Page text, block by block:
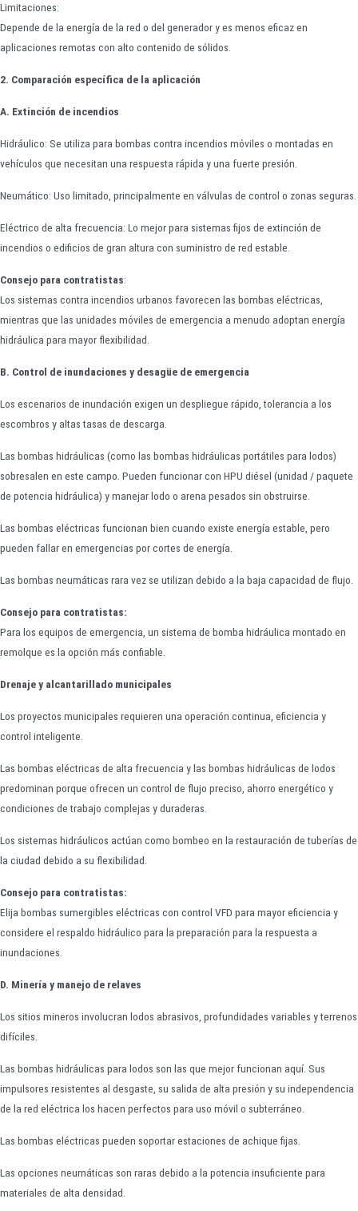
Limitaciones:
Depende de la energía de la red o del generador y es menos eficaz en
aplicaciones remotas con alto contenido de sólidos.
2. Comparación específica de la aplicación
A. Extinción de incendios
Hidráulico: Se utiliza para bombas contra incendios móviles o montadas en
vehículos que necesitan una respuesta rápida y una fuerte presión.
Neumático: Uso limitado, principalmente en válvulas de control o zonas seguras.
Eléctrico de alta frecuencia: Lo mejor para sistemas fijos de extinción de
incendios o edificios de gran altura con suministro de red estable.
Consejo para contratistas:
Los sistemas contra incendios urbanos favorecen las bombas eléctricas,
mientras que las unidades móviles de emergencia a menudo adoptan energía
hidráulica para mayor flexibilidad.
B. Control de inundaciones y desagüe de emergencia
Los escenarios de inundación exigen un despliegue rápido, tolerancia a los
escombros y altas tasas de descarga.
Las bombas hidráulicas (como las bombas hidráulicas portátiles para lodos)
sobresalen en este campo. Pueden funcionar con HPU diésel (unidad / paquete
de potencia hidráulica) y manejar lodo o arena pesados sin obstruirse.
Las bombas eléctricas funcionan bien cuando existe energía estable, pero
pueden fallar en emergencias por cortes de energía.
Las bombas neumáticas rara vez se utilizan debido a la baja capacidad de flujo.
Consejo para contratistas:
Para los equipos de emergencia, un sistema de bomba hidráulica montado en
remolque es la opción más confiable.
Drenaje y alcantarillado municipales
Los proyectos municipales requieren una operación continua, eficiencia y
control inteligente.
Las bombas eléctricas de alta frecuencia y las bombas hidráulicas de lodos
predominan porque ofrecen un control de flujo preciso, ahorro energético y
condiciones de trabajo complejas y duraderas.
Los sistemas hidráulicos actúan como bombeo en la restauración de tuberías de
la ciudad debido a su flexibilidad.
Consejo para contratistas:
Elija bombas sumergibles eléctricas con control VFD para mayor eficiencia y
considere el respaldo hidráulico para la preparación para la respuesta a
inundaciones.
D. Minería y manejo de relaves
Los sitios mineros involucran lodos abrasivos, profundidades variables y terrenos
difíciles.
Las bombas hidráulicas para lodos son las que mejor funcionan aquí. Sus
impulsores resistentes al desgaste, su salida de alta presión y su independencia
de la red eléctrica los hacen perfectos para uso móvil o subterráneo.
Las bombas eléctricas pueden soportar estaciones de achique fijas.
Las opciones neumáticas son raras debido a la potencia insuficiente para
materiales de alta densidad.